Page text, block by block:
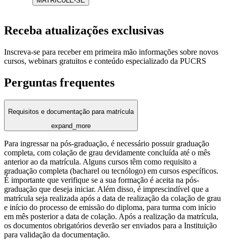
Receba atualizações exclusivas
Inscreva-se para receber em primeira mão informações sobre novos
cursos, webinars gratuitos e conteúdo especializado da PUCRS
Perguntas frequentes
Requisitos e documentação para matrícula
expand_more
Para ingressar na pós-graduação, é necessário possuir graduação
completa, com colação de grau devidamente concluída até o mês
anterior ao da matrícula. Alguns cursos têm como requisito a
graduação completa (bacharel ou tecnólogo) em cursos específicos.
É importante que verifique se a sua formação é aceita na pós-
graduação que deseja iniciar. Além disso, é imprescindível que a
matrícula seja realizada após a data de realização da colação de grau
e início do processo de emissão do diploma, para turma com início
em mês posterior a data de colação. Após a realização da matrícula,
os documentos obrigatórios deverão ser enviados para a Instituição
para validação da documentação.